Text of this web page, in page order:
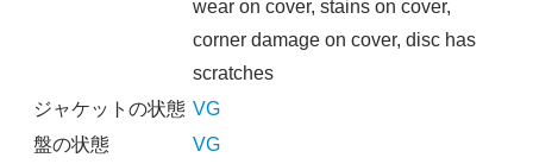
wear on cover, stains on cover,
corner damage on cover, disc has
scratches
ジャケットの状態 VG
盤の状態
VG